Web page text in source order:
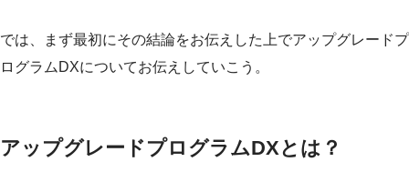
では、まず最初にその結論をお伝えした上でアップグレードプ
ログラムDXについてお伝えしていこう。
アップグレードプログラムDXとは？